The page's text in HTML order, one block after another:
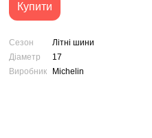
Купити
Сезон
Літні шини
Діаметр
17
Виробник
Michelin